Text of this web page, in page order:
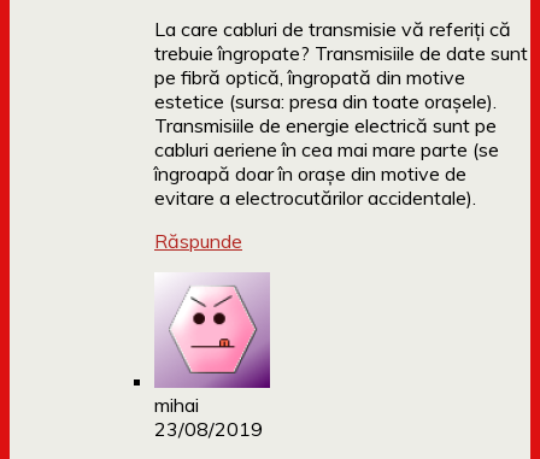
La care cabluri de transmisie vă referiți că
trebuie îngropate? Transmisiile de date sunt
pe fibră optică, îngropată din motive
estetice (sursa: presa din toate orașele).
Transmisiile de energie electrică sunt pe
cabluri aeriene în cea mai mare parte (se
îngroapă doar în orașe din motive de
evitare a electrocutărilor accidentale).
Răspunde
mihai
23/08/2019